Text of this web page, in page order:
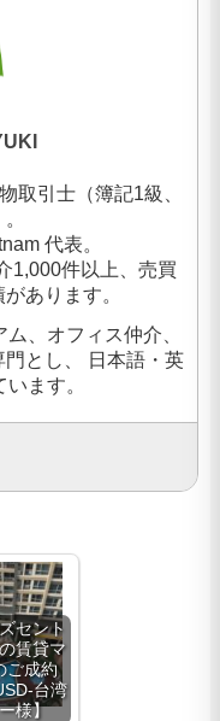
取引士（簿記1級、
代表。
1,000件以上、売買
あります。
、オフィス仲介、
とし、 日本語・英
ます。
セント
賃貸マ
ご成約
台湾
様】